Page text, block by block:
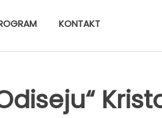
KONTAKT